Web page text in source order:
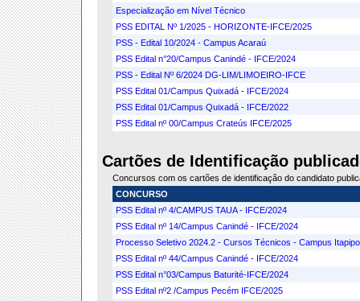
Especialização em Nível Técnico
PSS EDITAL Nº 1/2025 - HORIZONTE-IFCE/2025
PSS - Edital 10/2024 - Campus Acaraú
PSS Edital n°20/Campus Canindé - IFCE/2024
PSS - Edital Nº 6/2024 DG-LIM/LIMOEIRO-IFCE
PSS Edital 01/Campus Quixadá - IFCE/2024
PSS Edital 01/Campus Quixadá - IFCE/2022
PSS Edital nº 00/Campus Crateús IFCE/2025
Cartões de Identificação
Concursos com os cartões de identificação do candidato
CONCURSO
PSS Edital nº 4/CAMPUS TAUA - IFCE/2024
PSS Edital nº 14/Campus Canindé - IFCE/2024
Processo Seletivo 2024.2 - Cursos Técnicos - Campus
PSS Edital nº 44/Campus Canindé - IFCE/2024
PSS Edital n°03/Campus Baturité-IFCE/2024
PSS Edital nº2 /Campus Pecém IFCE/2025